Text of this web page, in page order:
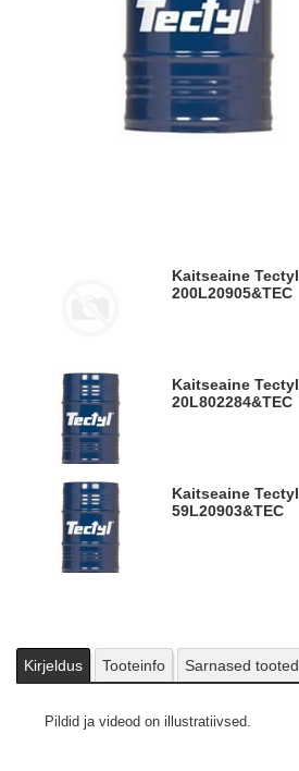
Kaitseaine Tectyl 846-K-19
200L20905&TEC
Kaitseaine Tectyl 846-K-19
20L802284&TEC
Kaitseaine Tectyl 846-K-19
59L20903&TEC
Kirjeldus Tooteinfo Sarnased tooted
Pildid ja videod on illustratiivsed.